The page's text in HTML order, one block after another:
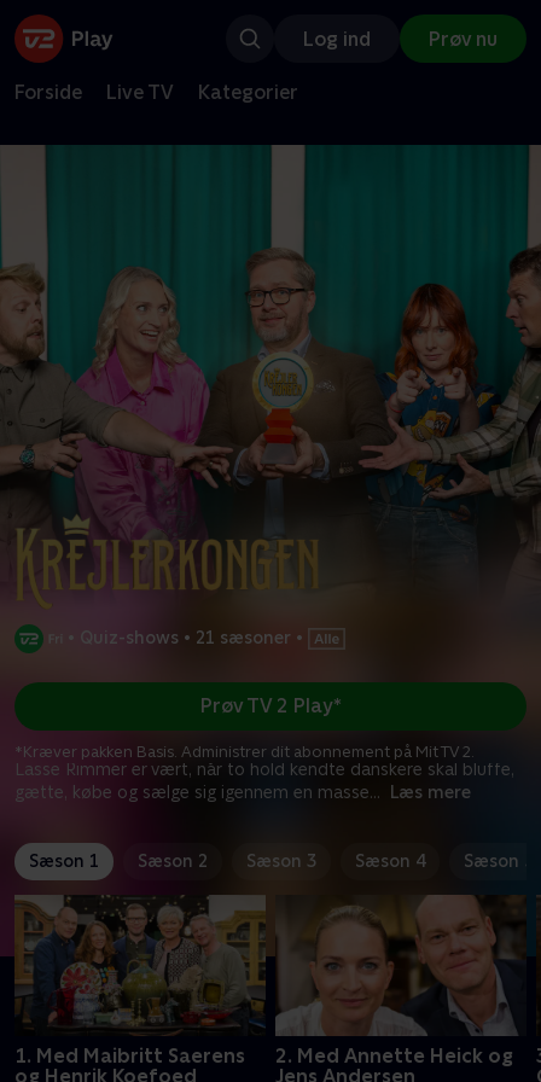
Log ind Prøv nu
Forside Live TV Kategorier
• Quiz-shows • 21 sæsoner •
Lasse Rimmer er vært, når to hold kendte danskere skal bluffe,
gætte, købe og sælge sig igennem en masse... Læs mere
Prøv TV 2 Play*
*Kræver pakken Basis. Administrer dit abonnement på Mit TV 2.
Sæson 1 Sæson 2 Sæson 3 Sæson 4 Sæson 5
1. Med Maibritt Saerens
og Henrik Koefoed
2. Med Annette Heick og
Jens Andersen